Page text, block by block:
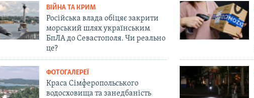
ВІЙНА ТА КРИМ
Російська влада обіцяє закрити
морський шлях українським
БпЛА до Севастополя. Чи реально
це?
ФОТОГАЛЕРЕЇ
Краса Сімферопольського
водосховища та занедбаність